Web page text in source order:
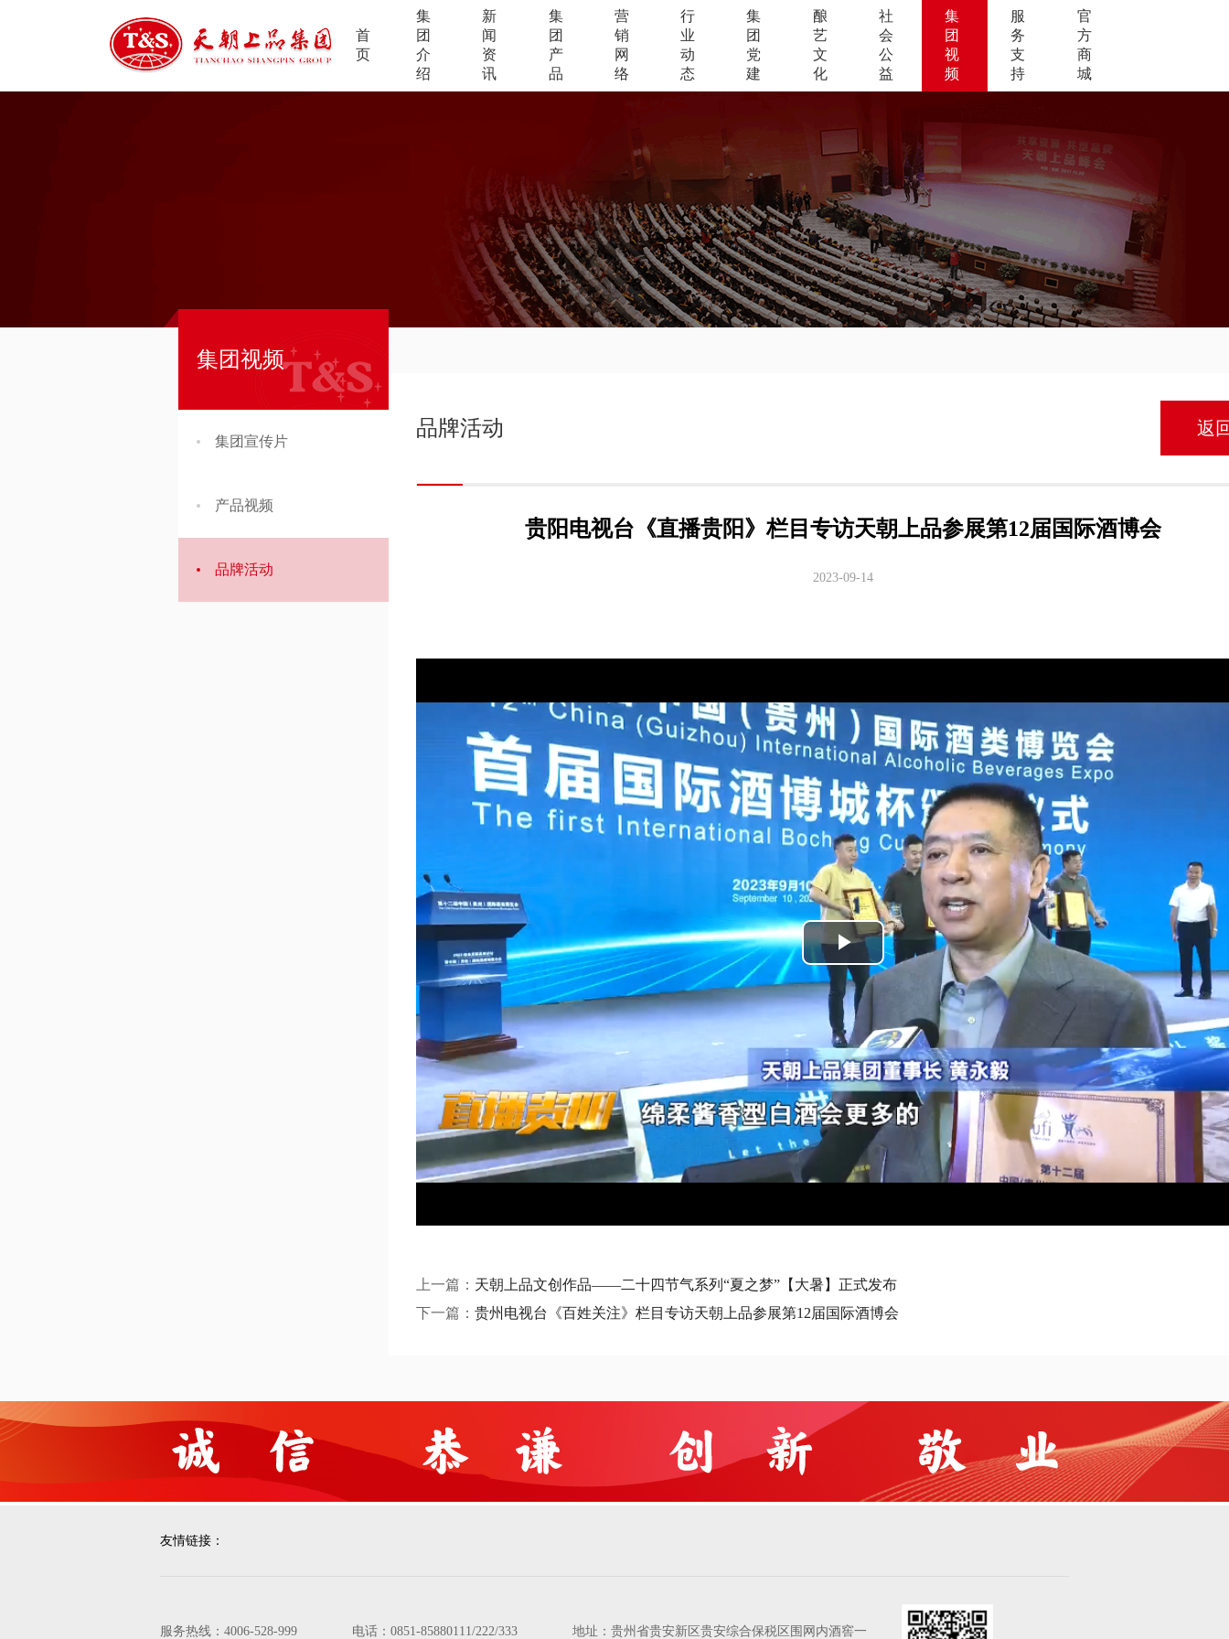
首
页
集
团
介
绍
新
闻
资
讯
集
团
产
品
营
销
网
络
行
业
动
态
集
团
党
建
酿
艺
文
化
社
会
公
益
集
团
视
频
服
务
支
持
官
方
商
城
集团视频
集团宣传片
产品视频
品牌活动
品牌活动 返
贵阳电视台《直播贵阳》栏目专访天朝上品参展第12届国际酒博会
2023-09-14
Play
Video
上一篇： 天朝上品文创作品——二十四节气系列“夏之梦”【大暑】正式发布
下一篇： 贵州电视台《百姓关注》栏目专访天朝上品参展第12届国际酒博会
友情链接：
服务热线：4006-528-999 电话：0851-85880111/222/333 地址：贵州省贵安新区贵安综合保税区围网内酒窖一